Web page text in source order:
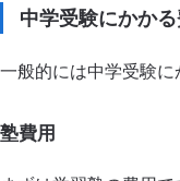
中学受験にかか
一般的には中学受験に
塾費用